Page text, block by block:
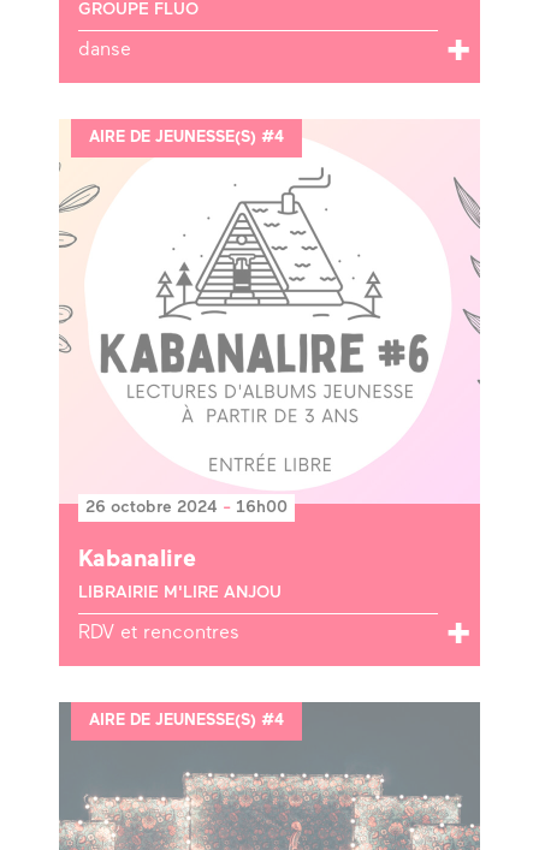
GROUPE FLUO
danse
AIRE DE JEUNESSE(S) #4
26 octobre 2024 - 16h00
Kabanalire
LIBRAIRIE M'LIRE ANJOU
RDV et rencontres
AIRE DE JEUNESSE(S) #4